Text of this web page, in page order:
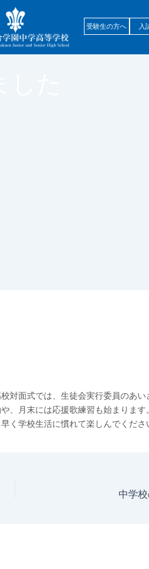
受験生の方へ 入
対面式では、生徒会実行委員のあい
、月末には応援歌練習も始まります
く学校生活に慣れて楽しんでくださ
中学